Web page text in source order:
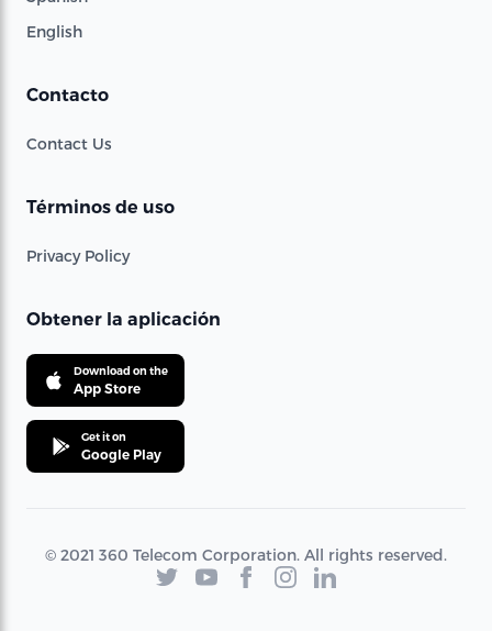
English
Contacto
Contact Us
Términos de uso
Privacy Policy
Obtener la aplicación
Download on the
App Store
Get it on
Google Play
© 2021 360 Telecom Corporation. All rights reserved.